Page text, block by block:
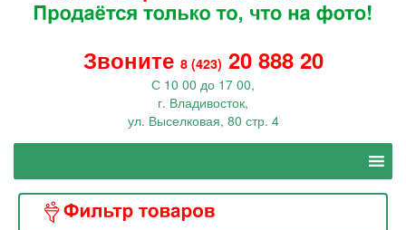
Звоните 8 (423) 20 888 20
С 10 00 до 17 00,
г. Владивосток,
ул. Выселковая, 80 стр. 4